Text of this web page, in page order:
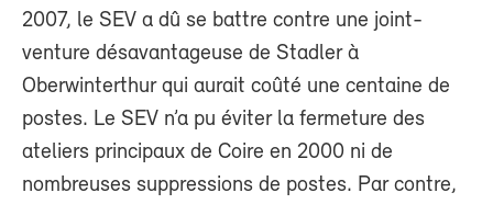
2007, le SEV a dû se battre contre une joint-
venture désavantageuse de Stadler à
Oberwinterthur qui aurait coûté une centaine de
postes. Le SEV n’a pu éviter la fermeture des
ateliers principaux de Coire en 2000 ni de
nombreuses suppressions de postes. Par contre,